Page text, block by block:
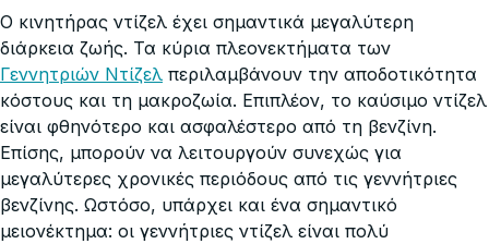
Ο κινητήρας ντίζελ έχει σημαντικά μεγαλύτερη
διάρκεια ζωής. Τα κύρια πλεονεκτήματα των
Γεννητριών Ντίζελ περιλαμβάνουν την αποδοτικότητα
κόστους και τη μακροζωία. Επιπλέον, το καύσιμο ντίζελ
είναι φθηνότερο και ασφαλέστερο από τη βενζίνη.
Επίσης, μπορούν να λειτουργούν συνεχώς για
μεγαλύτερες χρονικές περιόδους από τις γεννήτριες
βενζίνης. Ωστόσο, υπάρχει και ένα σημαντικό
μειονέκτημα: οι γεννήτριες ντίζελ είναι πολύ